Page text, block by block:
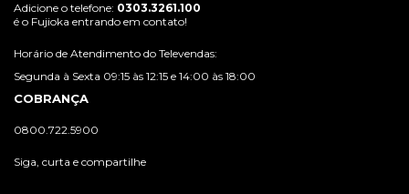
Adicione o telefone: 0303.3261.100
é o Fujioka entrando em contato!
Horário de Atendimento do Televendas:
Segunda à Sexta 09:15 às 12:15 e 14:00 às 18:00
COBRANÇA
0800.722.5900
Siga, curta e compartilhe